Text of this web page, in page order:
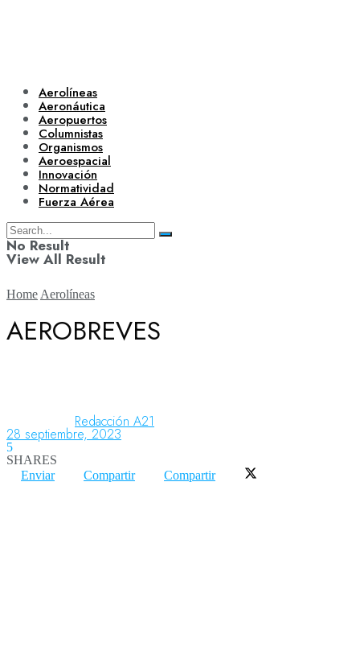
Aerolíneas
Aeronáutica
Aeropuertos
Columnistas
Organismos
Aeroespacial
Innovación
Normatividad
Fuerza Aérea
No Result
View All Result
Aeronáutica
Aeropuertos
Home Aerolíneas
AEROBREVES
Redacción A21
28 septiembre, 2023
5
SHARES
Enviar
Compartir Compartir